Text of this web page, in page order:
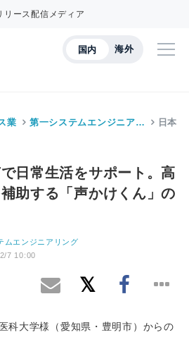
リース配信メディア
国内 海外
業 第一システムエンジニア… 日本
日常生活をサポート。高
助する「声かけくん」の
ムエンジニアリング
7 10:00
科大学様（愛知県・豊明市）からの